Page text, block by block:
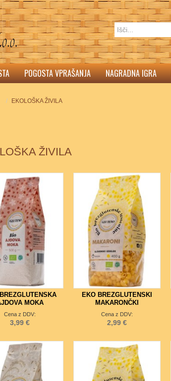
POGOSTA VPRAŠANJA NAGRADNA IGRA
EKOLOŠKA ŽIVILA
ŽIVILA
MOKA
Cena z DDV:
3,99 €
EKO BREZGLUTENSKI
MAKARONČKI
Cena z DDV:
2,99 €